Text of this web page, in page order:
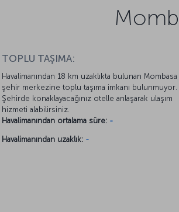
TOPLU TAŞIMA:
Havalimanından 18 km uzaklıkta bulunan Mombasa
şehir merkezine toplu taşıma imkanı bulunmuyor.
Şehirde konaklayacağınız otelle anlaşarak ulaşım
hizmeti alabilirsiniz.
Havalimanından ortalama süre: -
Havalimanından uzaklık: -